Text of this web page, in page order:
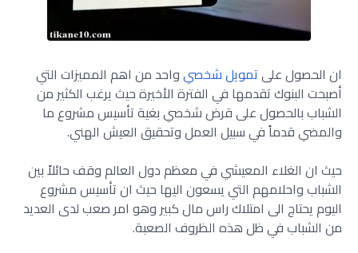
ان الحصول علىتمويل شخصيواحد من اهم المميزات التي
أصبحت البنوك تقدمها في الفترة الأخيرة حيث يرغب الكثير من
الشباب بالحصول على قرض شخصي بغية تأسيس مشروع ما
والمضي قدماً في سبيل العمل وتحقيق العيش الهني.
حيث ان الغلاء المعيشي في معظم دول العالم وقف حائلاً بين
الشباب واحلامهم التي يسعون اليها حيث ان تأسيس مشروع
اليوم يحتاج الى امتلاك راس مال كبير وهو امر صعب لدى العديد
من الشباب في ظل هذه الظروف الصعبة.